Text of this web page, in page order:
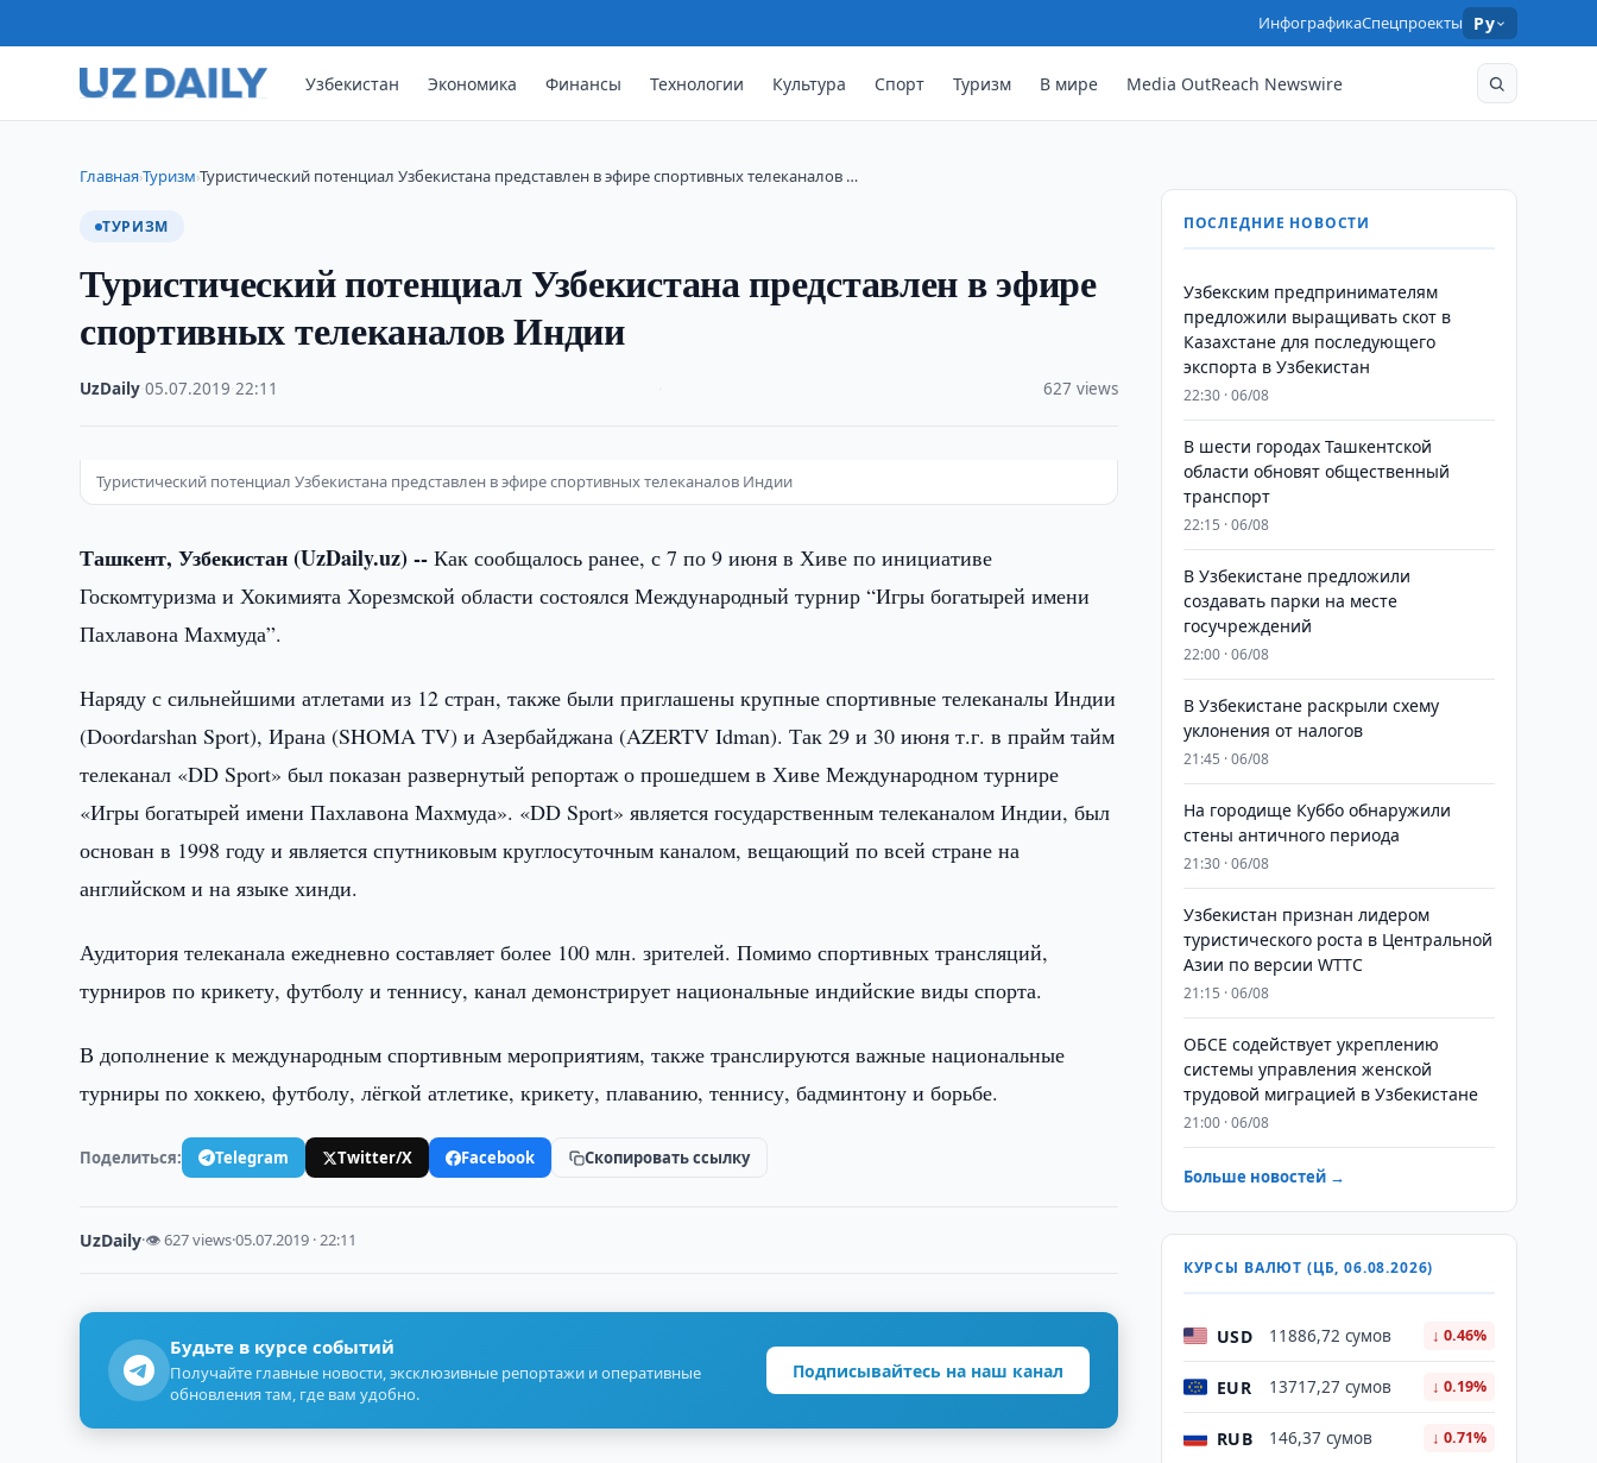
ИнфографикаСпецпроекты Ру
Узбекистан Экономика Финансы Технологии Культура Спорт Туризм В мире Media OutReach Newswire
Главная›Туризм›Туристический потенциал Узбекистана представлен в эфире спортивных телеканалов …
ТУРИЗМ
Туристический потенциал Узбекистана представлен в эфире
спортивных телеканалов Индии
UzDaily ·05.07.2019 ·22:11 627 views
Туристический потенциал Узбекистана представлен в эфире спортивных телеканалов Индии
Ташкент, Узбекистан (UzDaily.uz) --Как сообщалось ранее, с 7 по 9 июня в Хиве по инициативе
Госкомтуризма и Хокимията Хорезмской области состоялся Международный турнир “Игры богатырей имени
Пахлавона Махмуда”.
Наряду с сильнейшими атлетами из 12 стран, также были приглашены крупные спортивные телеканалы Индии
(Doordarshan Sport), Ирана (SHOMA TV) и Азербайджана (AZERTV Idman). Так 29 и 30 июня т.г. в прайм тайм
телеканал «DD Sport» был показан развернутый репортаж о прошедшем в Хиве Международном турнире
«Игры богатырей имени Пахлавона Махмуда». «DD Sport» является государственным телеканалом Индии, был
основан в 1998 году и является спутниковым круглосуточным каналом, вещающий по всей стране на
английском и на языке хинди.
Аудитория телеканала ежедневно составляет более 100 млн. зрителей. Помимо спортивных трансляций,
турниров по крикету, футболу и теннису, канал демонстрирует национальные индийские виды спорта.
В дополнение к международным спортивным мероприятиям, также транслируются важные национальные
турниры по хоккею, футболу, лёгкой атлетике, крикету, плаванию, теннису, бадминтону и борьбе.
Поделиться: Telegram Twitter/X Facebook Скопировать ссылку
UzDaily·👁 627 views·05.07.2019 · 22:11
Будьте в курсе событий
Получайте главные новости, эксклюзивные репортажи и оперативные
обновления там, где вам удобно.
Подписывайтесь на наш канал
ПОСЛЕДНИЕ НОВОСТИ
Узбекским предпринимателям
предложили выращивать скот в
Казахстане для последующего
экспорта в Узбекистан
22:30 · 06/08
В шести городах Ташкентской
области обновят общественный
транспорт
22:15 · 06/08
В Узбекистане предложили
создавать парки на месте
госучреждений
22:00 · 06/08
В Узбекистане раскрыли схему
уклонения от налогов
21:45 · 06/08
На городище Куббо обнаружили
стены античного периода
21:30 · 06/08
Узбекистан признан лидером
туристического роста в Центральной
Азии по версии WTTC
21:15 · 06/08
ОБСЕ содействует укреплению
системы управления женской
трудовой миграцией в Узбекистане
21:00 · 06/08
Больше новостей →
КУРСЫ ВАЛЮТ (ЦБ, 06.08.2026)
USD 11886,72 сумов ↓ 0.46%
EUR 13717,27 сумов ↓ 0.19%
RUB 146,37 сумов ↓ 0.71%